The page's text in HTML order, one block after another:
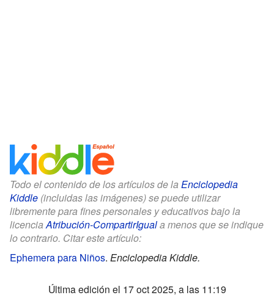
Todo el contenido de los artículos de la Enciclopedia
Kiddle (incluidas las imágenes) se puede utilizar
libremente para fines personales y educativos bajo la
licenciaAtribución-CompartirIguala menos que se indique
lo contrario. Citar este artículo:
Ephemera para Niños. Enciclopedia Kiddle.
Última edición el 17 oct 2025, a las 11:19